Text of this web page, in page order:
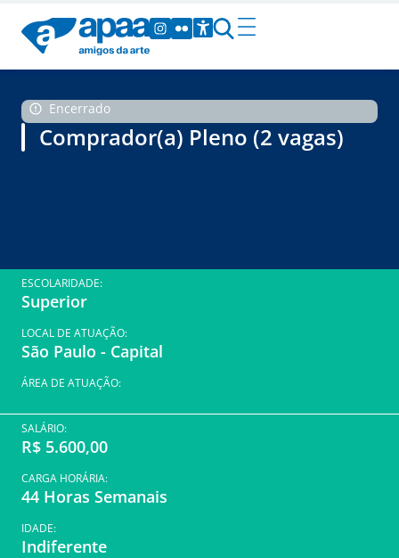
Encerrado
Comprador(a) Pleno (2 vagas)
ESCOLARIDADE:
Superior
LOCAL DE ATUAÇÃO:
São Paulo - Capital
ÁREA DE ATUAÇÃO:
SALÁRIO:
R$ 5.600,00
CARGA HORÁRIA:
44 Horas Semanais
IDADE:
Indiferente